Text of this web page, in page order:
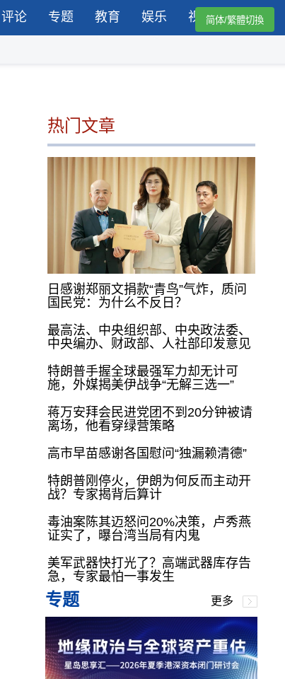
评论 专题 教育 娱乐 视频简体/繁體切換
热门文章
日感谢郑丽文捐款“青鸟”气炸，质问
国民党：为什么不反日？
最高法、中央组织部、中央政法委、
中央编办、财政部、人社部印发意见
特朗普手握全球最强军力却无计可
施，外媒揭美伊战争“无解三选一”
蒋万安拜会民进党团不到20分钟被请
离场，他看穿绿营策略
高市早苗感谢各国慰问“独漏赖清德”
特朗普刚停火，伊朗为何反而主动开
战？专家揭背后算计
毒油案陈其迈怒问20%决策，卢秀燕
证实了，曝台湾当局有内鬼
美军武器快打光了？高端武器库存告
急，专家最怕一事发生
专题 更多